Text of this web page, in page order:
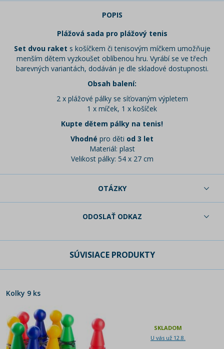
POPIS
Plážová sada pro plážový tenis
Set dvou raket s košíčkem či tenisovým míčkem umožňuje
menším dětem vyzkoušet oblíbenou hru. Vyrábí se ve třech
barevných variantách, dodáván je dle skladové dostupnosti.
Obsah balení:
2 x plážové pálky se síťovaným výpletem
1 x míček, 1 x košíček
Kupte dětem pálky na tenis!
Vhodné pro děti od 3 let
Materiál: plast
Velikost pálky: 54 x 27 cm
OTÁZKY
ODOSLAŤ ODKAZ
SÚVISIACE PRODUKTY
Kolky 9 ks
SKLADOM
U vás už 12.8.